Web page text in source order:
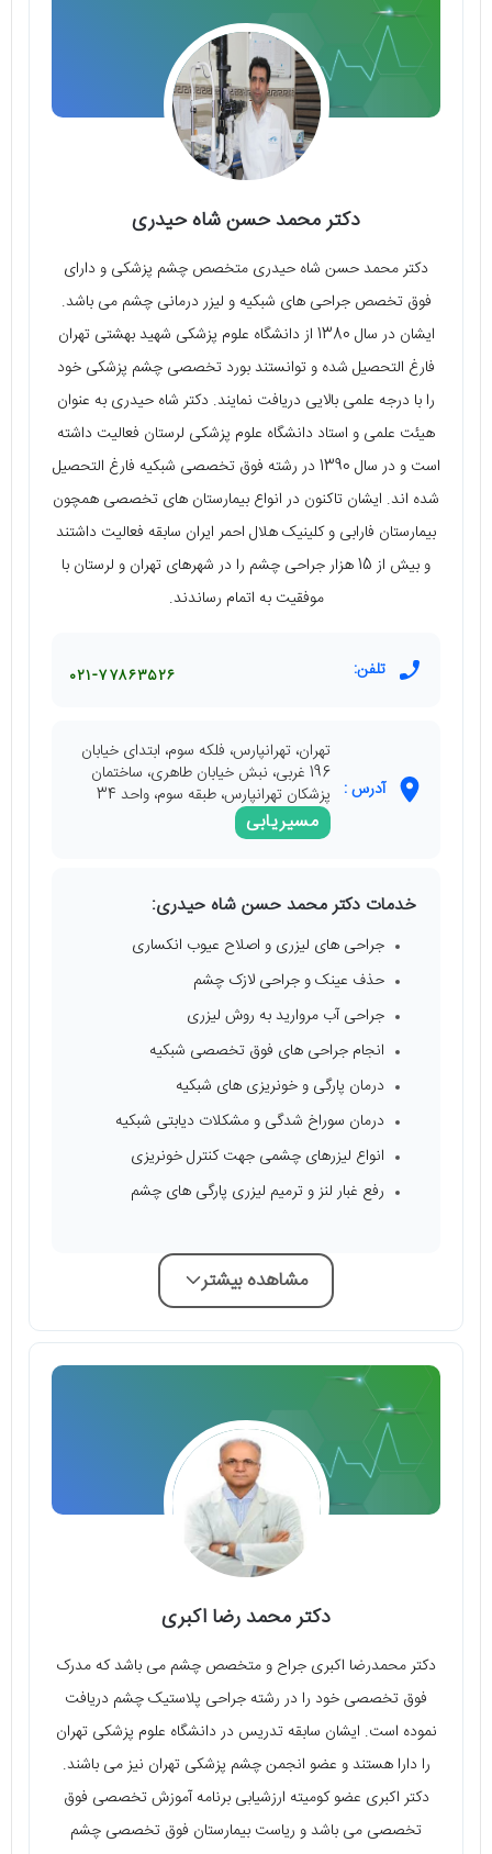
دکتر محمد حسن شاه حیدری
دکتر محمد حسن شاه حیدری متخصص چشم پزشکی و دارای
فوق تخصص جراحی‌ های شبکیه و لیزر درمانی چشم می‌ باشد.
ایشان در سال 1380 از دانشگاه علوم پزشکی شهید بهشتی تهران
فارغ التحصیل شده و توانستند بورد تخصصی چشم پزشکی خود
را با درجه علمی بالایی دریافت نمایند. دکتر شاه حیدری به عنوان
هیئت علمی و استاد دانشگاه علوم پزشکی لرستان فعالیت داشته
است و در سال 1390 در رشته فوق تخصصی شبکیه فارغ التحصیل
شده‌ اند. ایشان تاکنون در انواع بیمارستان‌ های تخصصی همچون
بیمارستان فارابی و کلینیک هلال احمر ایران سابقه فعالیت داشتند
و بیش از 15 هزار جراحی چشم را در شهرهای تهران و لرستان با
موفقیت به اتمام رساندند.
تلفن: ۰۲۱-۷۷۸۶۳۵۲۶
آدرس :
تهران، تهرانپارس، فلکه سوم، ابتدای خیابان
196 غربی، نبش خیابان طاهری، ساختمان
پزشکان تهرانپارس، طبقه سوم، واحد 34
مسیریابی
خدمات دکتر محمد حسن شاه حیدری:
جراحی‌ های لیزری و اصلاح عیوب انکساری
حذف عینک و جراحی لازک چشم
جراحی آب مروارید به روش لیزری
انجام جراحی‌ های فوق تخصصی شبکیه
درمان پارگی و خونریزی‌ های شبکیه
درمان سوراخ شدگی و مشکلات دیابتی شبکیه
انواع لیزرهای چشمی جهت کنترل خونریزی
رفع غبار لنز و ترمیم لیزری پارگی‌ های چشم
مشاهده بیشتر
دکتر محمد رضا اکبری
دکتر محمدرضا اکبری جراح و متخصص چشم می‌ باشد که مدرک
فوق تخصصی خود را در رشته جراحی پلاستیک چشم دریافت
نموده است. ایشان سابقه تدریس در دانشگاه علوم پزشکی تهران
را دارا هستند و عضو انجمن چشم پزشکی تهران نیز می باشند.
دکتر اکبری عضو کومیته ارزشیابی برنامه آموزش تخصصی فوق
تخصصی می‌ باشد و ریاست بیمارستان فوق تخصصی چشم